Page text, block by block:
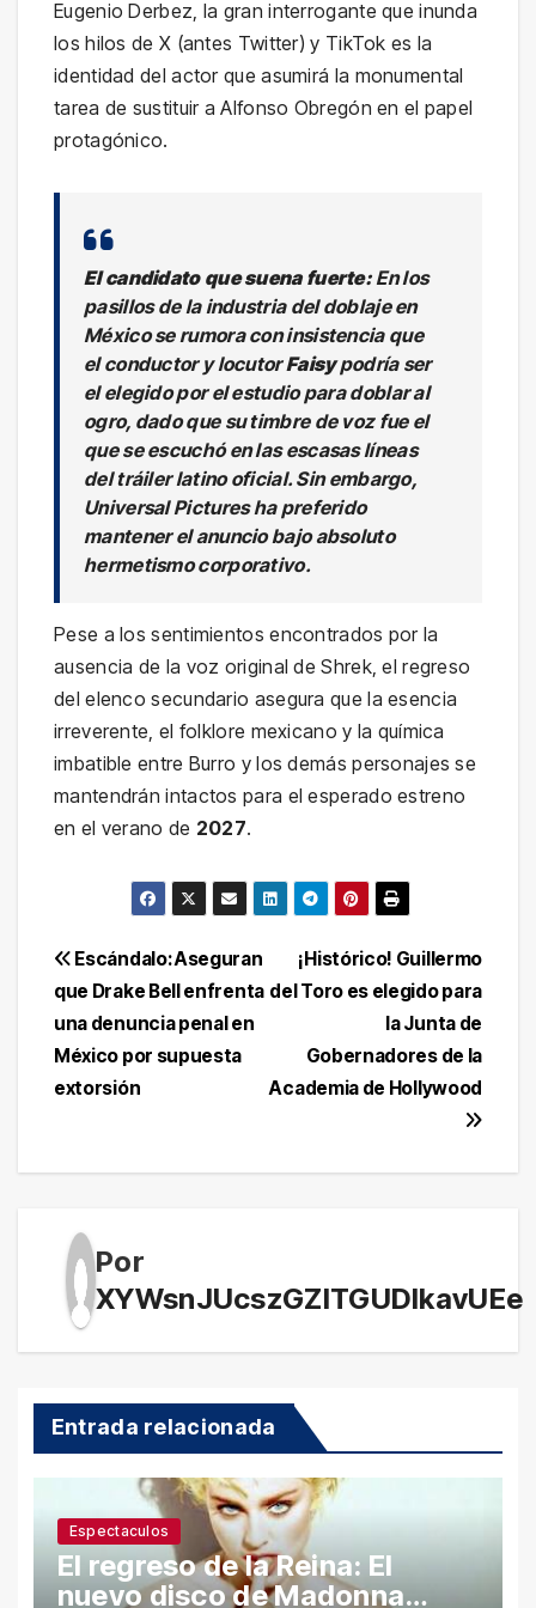
Eugenio Derbez, la gran interrogante que inunda
los hilos de X (antes Twitter) y TikTok es la
identidad del actor que asumirá la monumental
tarea de sustituir a Alfonso Obregón en el papel
protagónico.
El candidato que suena fuerte: En los
pasillos de la industria del doblaje en
México se rumora con insistencia que
el conductor y locutorFaisypodría ser
el elegido por el estudio para doblar al
ogro, dado que su timbre de voz fue el
que se escuchó en las escasas líneas
del tráiler latino oficial. Sin embargo,
Universal Pictures ha preferido
mantener el anuncio bajo absoluto
hermetismo corporativo.
Pese a los sentimientos encontrados por la
ausencia de la voz original de Shrek, el regreso
del elenco secundario asegura que la esencia
irreverente, el folklore mexicano y la química
imbatible entre Burro y los demás personajes se
mantendrán intactos para el esperado estreno
en el verano de 2027.
Navegación
de
entradas
¡Histórico! Guillermo
del Toro es elegido para
la Junta de
Gobernadores de la
Academia de Hollywood
Escándalo: Aseguran
que Drake Bell enfrenta
una denuncia penal en
México por supuesta
extorsión
Por
XYWsnJUcszGZITGUDlkavUEe
Entrada relacionada
Espectaculos
El regreso de la Reina: El
nuevo disco de Madonna